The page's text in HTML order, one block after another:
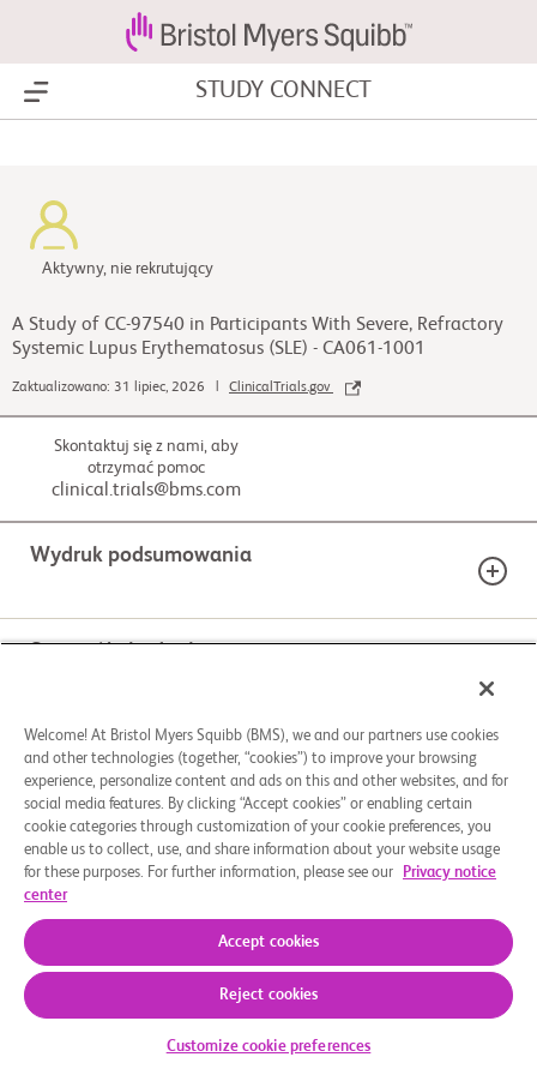
Show Menu STUDY CONNECT
Aktywny, nie rekrutujący
A Study of CC-97540 in Participants With Severe, Refractory
Systemic Lupus Erythematosus (SLE) - CA061-1001
Zaktualizowano: 31 lipiec, 2026 | ClinicalTrials.gov
Skontaktuj się z nami, aby
otrzymać pomoc
clinical.trials@bms.com
Wydruk podsumowania
Skorzystaj z Przewodnika po badaniu, aby
dowiedzieć się o procesie badań klinicznych.
Zapoznaj się z kluczowymi czynnikami, które należy
wziąć pod uwagę przed podjęciem decyzji i zanotuj
pytania, aby zadać je personelowi medycznemu.
Pobierz przewodnik
Phase 1
Etap
Płeć
18+
Zakres wieku
Aktywny, nie rekrutujący
Opcje leczenia
GRUPY BADANIA
PRZYPISANA INTERWENCJA
Experimental: Administration of CC-97540
Drug: CC-97540, Fludarabine, Cyclophosphamide,
Kluczowe kryteria kwalifikacyjne
               -  Presence of anti-dsDNA, anti-histone, anti-chromatin, or
Welcome! At Bristol Myers Squibb (BMS), we and our partners use cookies
and other technologies (together, “cookies”) to improve your browsing
experience, personalize content and ads on this and other websites, and for
social media features. By clicking “Accept cookies” or enabling certain
cookie categories through customization of your cookie preferences, you
enable us to collect, use, and share information about your website usage
for these purposes. For further information, please see our
Privacy notice
center
Accept cookies
Reject cookies
Customize cookie preferences